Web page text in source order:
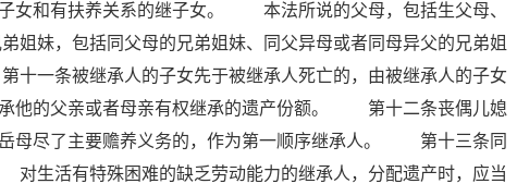
女和有扶养关系的继子女。 本法所说的父母，包括生父母、
妹，包括同父母的兄弟姐妹、同父异母或者同母异父的兄弟姐
一条被继承人的子女先于被继承人死亡的，由被继承人的子女
承他的父亲或者母亲有权继承的遗产份额。 第十二条丧偶儿媳
母尽了主要赡养义务的，作为第一顺序继承人。 第十三条同
生活有特殊困难的缺乏劳动能力的继承人，分配遗产时，应当